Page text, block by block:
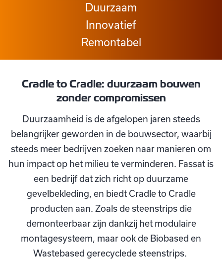
Duurzaam
Innovatief
Remontabel
Cradle to Cradle: duurzaam bouwen
zonder compromissen
Duurzaamheid is de afgelopen jaren steeds
belangrijker geworden in de bouwsector, waarbij
steeds meer bedrijven zoeken naar manieren om
hun impact op het milieu te verminderen. Fassat is
een bedrijf dat zich richt op duurzame
gevelbekleding, en biedt Cradle to Cradle
producten aan. Zoals de steenstrips die
demonteerbaar zijn dankzij het modulaire
montagesysteem, maar ook de Biobased en
Wastebased gerecyclede steenstrips.